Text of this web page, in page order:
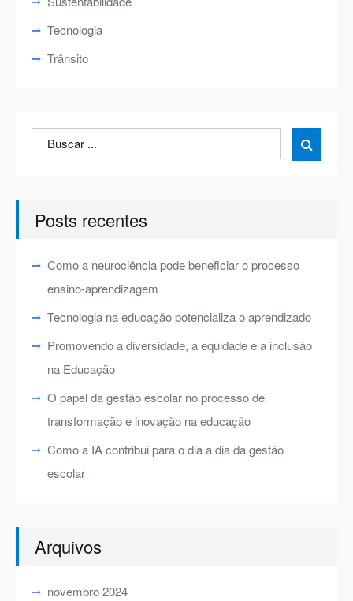
Tecnologia
Trânsito
Search
for:

Posts recentes
Como a neurociência pode beneficiar o processo
ensino-aprendizagem
Tecnologia na educação potencializa o aprendizado
Promovendo a diversidade, a equidade e a inclusão
na Educação
O papel da gestão escolar no processo de
transformação e inovação na educação
Como a IA contribui para o dia a dia da gestão
escolar
Arquivos
novembro 2024